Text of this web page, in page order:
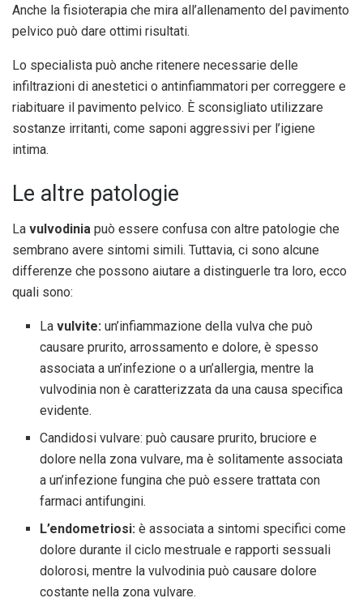
Anche la fisioterapia che mira all’allenamento del pavimento
pelvico può dare ottimi risultati.
Lo specialista può anche ritenere necessarie delle
infiltrazioni di anestetici o antinfiammatori per correggere e
riabituare il pavimento pelvico. È sconsigliato utilizzare
sostanze irritanti, come saponi aggressivi per l’igiene
intima.
Le altre patologie
La vulvodinia può essere confusa con altre patologie che
sembrano avere sintomi simili. Tuttavia, ci sono alcune
differenze che possono aiutare a distinguerle tra loro, ecco
quali sono:
Lavulvite: un’infiammazione della vulva che può
causare prurito, arrossamento e dolore, è spesso
associata a un’infezione o a un’allergia, mentre la
vulvodinia non è caratterizzata da una causa specifica
evidente.
Candidosi vulvare: può causare prurito, bruciore e
dolore nella zona vulvare, ma è solitamente associata
a un’infezione fungina che può essere trattata con
farmaci antifungini.
L’endometriosi: è associata a sintomi specifici come
dolore durante il ciclo mestruale e rapporti sessuali
dolorosi, mentre la vulvodinia può causare dolore
costante nella zona vulvare.